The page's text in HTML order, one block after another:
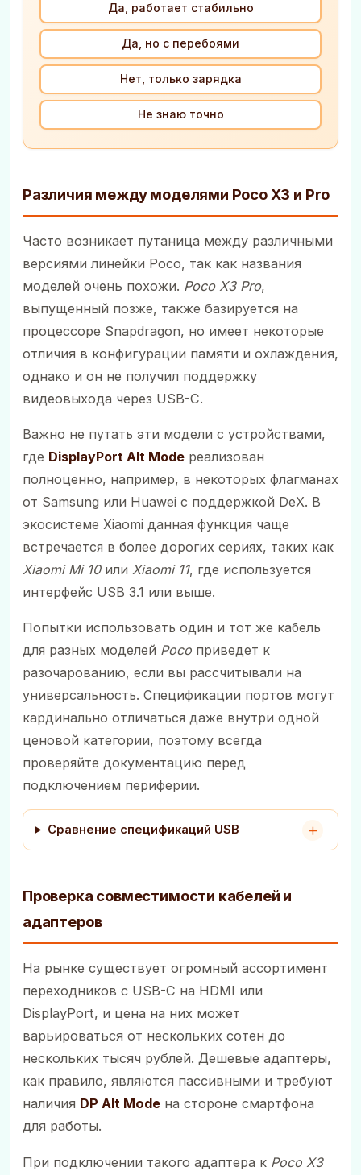
Да, работает стабильно
Да, но с перебоями
Нет, только зарядка
Не знаю точно
Различия между моделями Poco X3 и Pro
Часто возникает путаница между различными
версиями линейки Poco, так как названия
моделей очень похожи. Poco X3 Pro,
выпущенный позже, также базируется на
процессоре Snapdragon, но имеет некоторые
отличия в конфигурации памяти и охлаждения,
однако и он не получил поддержку
видеовыхода через USB-C.
Важно не путать эти модели с устройствами,
где DisplayPort Alt Mode реализован
полноценно, например, в некоторых флагманах
от Samsung или Huawei с поддержкой DeX. В
экосистеме Xiaomi данная функция чаще
встречается в более дорогих сериях, таких как
Xiaomi Mi 10или Xiaomi 11, где используется
интерфейс USB 3.1 или выше.
Попытки использовать один и тот же кабель
для разных моделей Poco приведет к
разочарованию, если вы рассчитывали на
универсальность. Спецификации портов могут
кардинально отличаться даже внутри одной
ценовой категории, поэтому всегда
проверяйте документацию перед
подключением периферии.
Сравнение спецификаций USB
Проверка совместимости кабелей и
адаптеров
На рынке существует огромный ассортимент
переходников с USB-C на HDMI или
DisplayPort, и цена на них может
варьироваться от нескольких сотен до
нескольких тысяч рублей. Дешевые адаптеры,
как правило, являются пассивными и требуют
наличия DP Alt Mode на стороне смартфона
для работы.
При подключении такого адаптера к Poco X3